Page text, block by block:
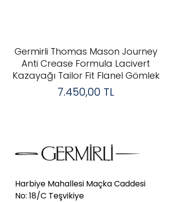
Germirli Thomas Mason Journey
Anti Crease Formula Lacivert
Kazayağı Tailor Fit Flanel Gömlek
7.450,00 TL
Harbiye Mahallesi Maçka Caddesi
No: 18/C Teşvikiye